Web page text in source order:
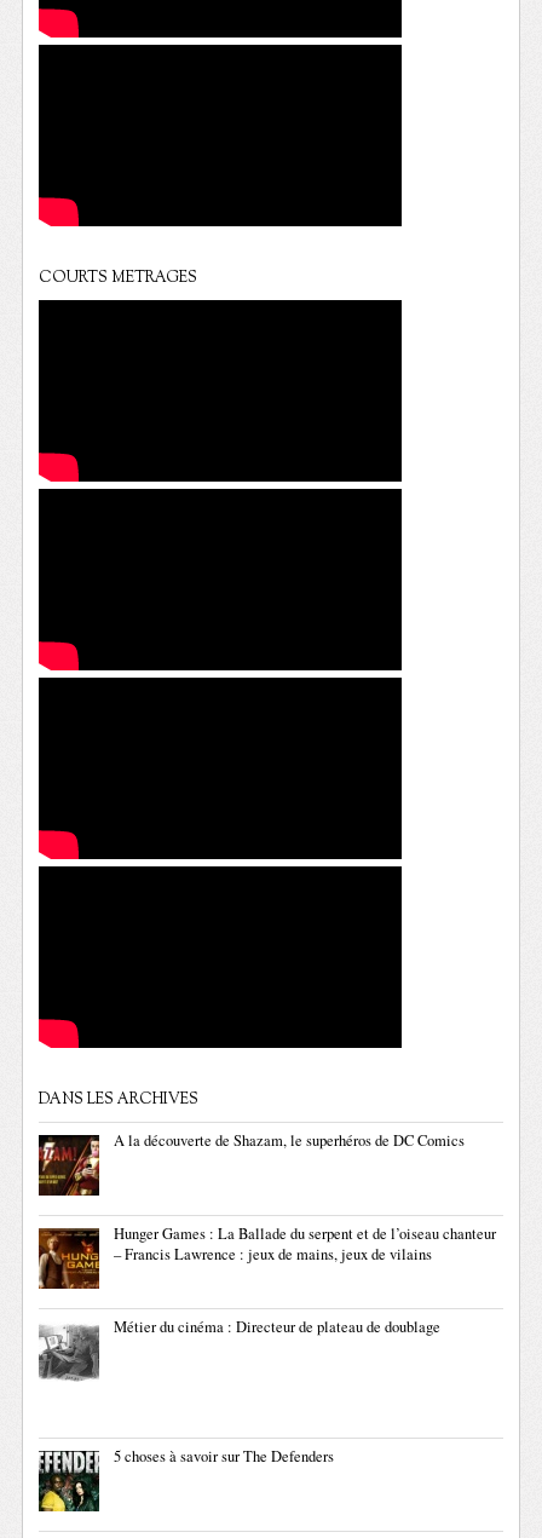
COURTS METRAGES
DANS LES ARCHIVES
A la découverte de Shazam, le superhéros de DC Comics
Hunger Games : La Ballade du serpent et de l’oiseau chanteur
– Francis Lawrence : jeux de mains, jeux de vilains
Métier du cinéma : Directeur de plateau de doublage
5 choses à savoir sur The Defenders